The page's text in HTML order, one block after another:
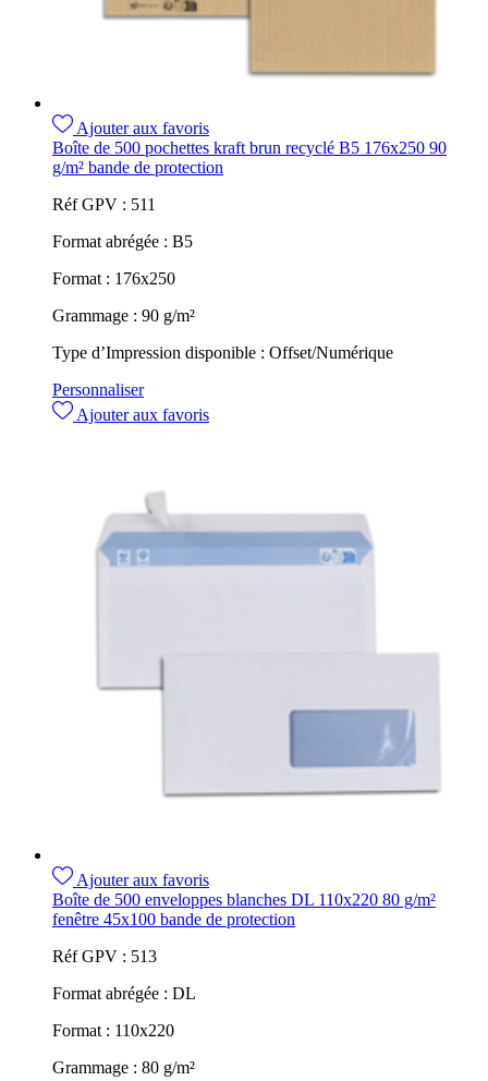
Ajouter aux favoris
Boîte de 500 pochettes kraft brun recyclé B5 176x250 90
g/m² bande de protection
Réf GPV : 511
Format abrégée : B5
Format : 176x250
Grammage : 90 g/m²
Type d’Impression disponible : Offset/Numérique
Personnaliser
Ajouter aux favoris
Ajouter aux favoris
Boîte de 500 enveloppes blanches DL 110x220 80 g/m²
fenêtre 45x100 bande de protection
Réf GPV : 513
Format abrégée : DL
Format : 110x220
Grammage : 80 g/m²